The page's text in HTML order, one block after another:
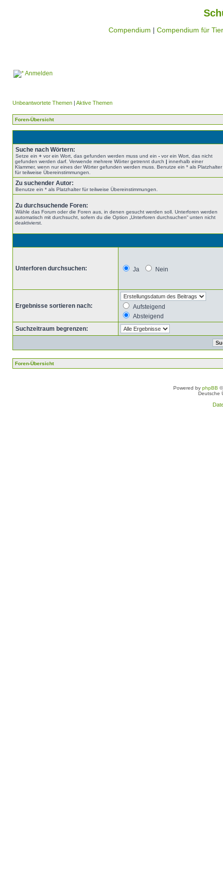
Compendium | Compendium für
Anmelden
Unbeantwortete Themen | Aktive Themen
Foren-Übersicht
Suche nach Wörtern:
Setze ein + vor ein Wort, das gefunden werden muss und ein - vor ein Wort, das nicht
gefunden werden darf. Verwende mehrere Wörter getrennt durch | innerhalb einer
Klammer, wenn nur eines der Wörter gefunden werden muss. Benutze ein * als Platzhalter
für teilweise Übereinstimmungen.
Zu suchender Autor:
Benutze ein * als Platzhalter für teilweise Übereinstimmungen.
Zu durchsuchende Foren:
Wähle das Forum oder die Foren aus, in denen gesucht werden soll. Unterforen werden
automatisch mit durchsucht, sofern du die Option „Unterforen durchsuchen“ unten nicht
deaktivierst.
Unterforen durchsuchen: Ja Nein
Ergebnisse sortieren nach:
Aufsteigend
Absteigend
Suchzeitraum begrenzen:
Foren-Übersicht
Powered by phpBB
Deutsche